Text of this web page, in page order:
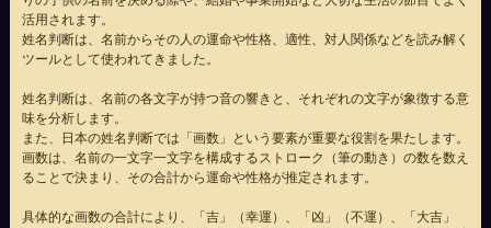
活用されます。
姓名判断は、名前からその人の運命や性格、適性、対人関係などを読み解く
ツールとして使われてきました。
姓名判断は、名前の各文字が持つ音の響きと、それぞれの文字が象徴する意
味を分析します。
また、日本の姓名判断では「画数」という要素が重要な役割を果たします。
画数は、名前の一文字一文字を構成するストローク（筆の動き）の数を数え
ることで決まり、その合計から運命や性格が推定されます。
具体的な画数の合計により、「吉」（幸運）、「凶」（不運）、「大吉」